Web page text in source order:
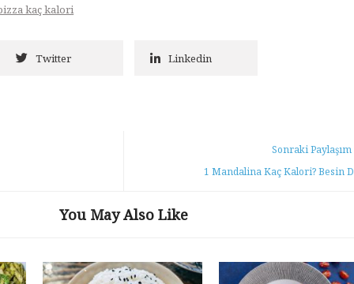
kaç kalori
Twitter Linkedin
Sonraki Paylaşım
1 Mandalina Kaç Kalori? Besin
You May Also Like